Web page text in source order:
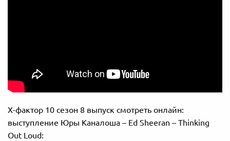
Х-фактор 10 сезон 8 выпуск смотреть онлайн:
выступление Юры Каналоша – Ed Sheeran – Thinking
Out Loud: